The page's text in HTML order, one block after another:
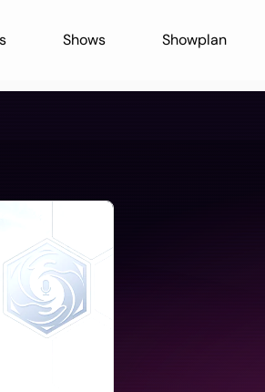
Shows Showplan